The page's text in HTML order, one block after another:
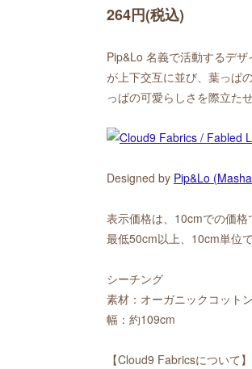
264円(税込)
Pip&Lo 名義で活動するデ
が上下交互に並び、葉っぱ
っぱの可愛らしさを際立た
Designed by Pip&Lo
表示価格は、10cmでの価格
最低50cm以上、10cm単位
シーチング
素材：オーガニックコット
幅：約109cm
【Cloud9 Fabricsについて】